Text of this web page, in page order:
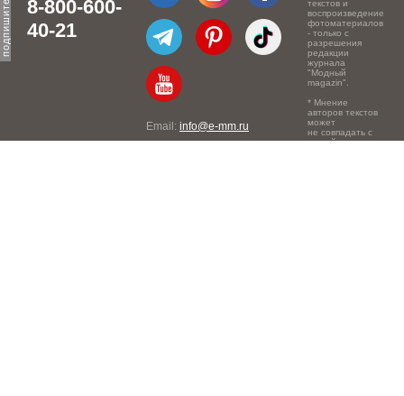
8-800-600-
40-21
Email: info@e-mm.ru
текстов и
воспроизведение
фотоматериалов
- только с
разрешения
редакции
журнала
"Модный
magazin".
* Мнение
авторов текстов
может
не совпадать с
точкой зрения